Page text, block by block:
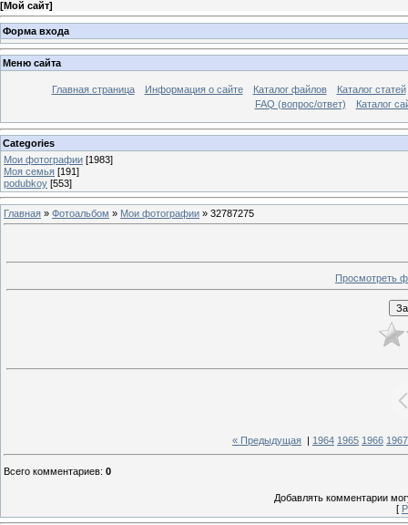
[Мой сайт]
Форма входа
Меню сайта
Главная страница Информация о сайте Каталог файлов
Каталог статей
FAQ (вопрос/ответ)
Каталог
Categories
Мои фотографии [1983]
Моя семья [191]
podubkoy [553]
Главная » Фотоальбом » Мои фотографии » 32787275
Просмотреть
« Предыдущая 1964 1965 1966 1967
Всего комментариев: 0
Добавлять комментарии
[